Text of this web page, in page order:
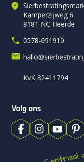
Kamperzijweg 6
8181 NC Heerde
0578-691910
KvK 82411794
Volg ons